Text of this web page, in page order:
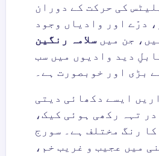
کی حرکت کے دوران
درّے اور وادیاں وجود
جن میں سلامہ رنگین
دید وادیوں میں سب
بڑی اور خوبصورت ہے۔
ایسے دکھائی دیتی
تہہ رکھی ہوئی کیک،
رنگ مختلف ہے۔ سورج
میں عجیب و غریب خم،